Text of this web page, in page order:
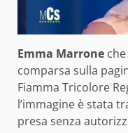
Emma Marrone
comparsa sulla
Fiamma Tricolore
l’immagine è stata
presa senza